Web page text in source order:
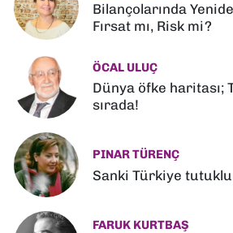
Bilançolarında
Fırsat mı, Risk mi?
ÖCAL ULUÇ
Dünya öfke haritası;
sırada!
PINAR TÜRENÇ
Sanki Türkiye tutuklu
FARUK KURTBAŞ